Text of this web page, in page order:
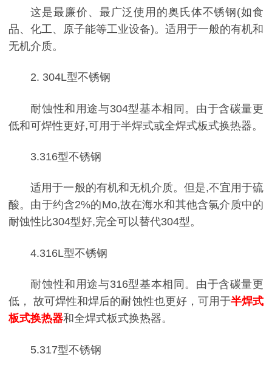
这是最廉价、最广泛使用的奥氏体不锈钢(如食
品、化工、原子能等工业设备)。适用于一般的有机和
无机介质。
2. 304L型不锈钢
耐蚀性和用途与304型基本相同。由于含碳量更
低和可焊性更好,可用于半焊式或全焊式板式换热器。
3.316型不锈钢
适用于一般的有机和无机介质。但是,不宜用于硫
酸。由于约含2%的Mo,故在海水和其他含氯介质中的
耐蚀性比304型好,完全可以替代304型。
4.316L型不锈钢
耐蚀性和用途与316型基本相同。由于含碳量更
低， 故可焊性和焊后的耐蚀性也更好，可用于半焊式
板式换热器和全焊式板式换热器。
5.317型不锈钢